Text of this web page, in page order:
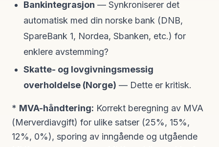
Bankintegrasjon — Synkroniserer det
automatisk med din norske bank (DNB,
SpareBank 1, Nordea, Sbanken, etc.) for
enklere avstemming?
Skatte- og lovgivningsmessig
overholdelse (Norge) — Dette er kritisk.
* MVA-håndtering: Korrekt beregning av MVA
(Merverdiavgift) for ulike satser (25%, 15%,
12%, 0%), sporing av inngående og utgående